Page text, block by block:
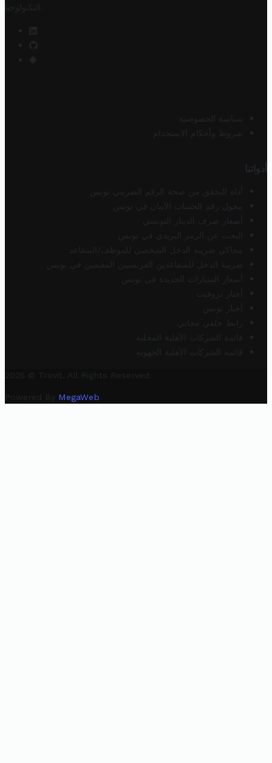
التكنولوجيا
سياسة الخصوصية
شروط وأحكام الاستخدام
أدواتنا
أداة التحقق من صحة الرقم الضريبي تونس
محول رقم الحساب الآيبان في تونس
أسعار صرف الدينار التونسي
البحث عن الرمز البريدي في تونس
محاكي ضريبة الدخل الشخصي للموظف/المتقاعد
ضريبة الدخل للمتقاعدين الفرنسيين المقيمين في تونس
أسعار السيارات الجديدة في تونس
أخبار تروفيت
أخبار تونس
رابط خلفي مجاني
قائمة الشركات الأهلية المحلية
قائمة الشركات الأهلية الجهوية
2025 © Trovit. All Rights Reserved.
Powered By MegaWeb